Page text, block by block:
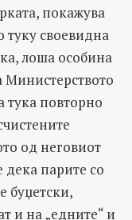
покажува
туку своевидна
лоша особина
Министерството
повторно
од неговиот
дека парите со
буџетски,
и на „едните“ и